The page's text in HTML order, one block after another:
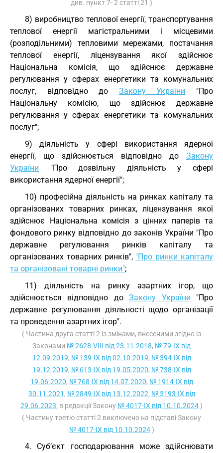
див. пункт 7- 2 статті 21 )
8) виробництво теплової енергії, транспортування
теплової енергії магістральними і місцевими
(розподільними) тепловими мережами, постачання
теплової енергії, ліцензування якої здійснює
Національна комісія, що здійснює державне
регулювання у сферах енергетики та комунальних
послуг, відповідно до Закону України "Про
Національну комісію, що здійснює державне
регулювання у сферах енергетики та комунальних
послуг";
9) діяльність у сфері використання ядерної
енергії, що здійснюється відповідно до Закону
України "Про дозвільну діяльність у сфері
використання ядерної енергії";
10) професійна діяльність на ринках капіталу та
організованих товарних ринках, ліцензування якої
здійснює Національна комісія з цінних паперів та
фондового ринку відповідно до законів України "Про
державне регулювання ринків капіталу та
організованих товарних ринків", "Про ринки капіталу
та організовані товарні ринки";
11) діяльність на ринку азартних ігор, що
здійснюється відповідно доЗакону України "Про
державне регулювання діяльності щодо організації
та проведення азартних ігор".
( Частина друга статті 2 із змінами, внесеними згідно із
Законами № 2628-VIII від 23.11.2018, № 79-IX від
12.09.2019, № 139-IX від 02.10.2019, № 394-IX від
19.12.2019, № 613-IX від 19.05.2020, № 738-IX від
19.06.2020, № 768-IX від 14.07.2020, № 1914-IX від
30.11.2021 , № 2849-IX від 13.12.2022, № 3193-IX від
29.06.2023; в редакції Закону № 4017-IX від 10.10.2024)
( Частину третю статті 2 виключено на підставі Закону
№ 4017-IX від 10.10.2024)
4. Суб’єкт господарювання може здійснювати